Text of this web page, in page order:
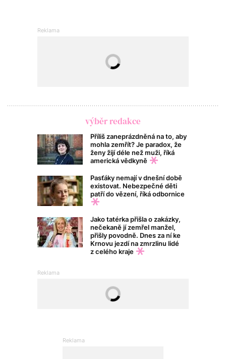
výběr redakce
Příliš zaneprázdněná na to, aby
mohla zemřít? Je paradox, že
ženy žijí déle než muži, říká
americká vědkyně
Pasťáky nemají v dnešní době
existovat. Nebezpečné děti
patří do vězení, říká odbornice
Jako tatérka přišla o zakázky,
nečekaně jí zemřel manžel,
přišly povodně. Dnes za ní ke
Krnovu jezdí na zmrzlinu lidé
z celého kraje